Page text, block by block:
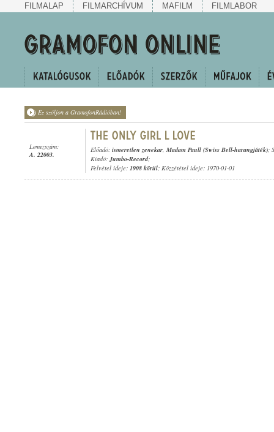
FILMALAP FILMARCHÍVUM MAFILM FILMLABOR
Ez szóljon a GramofonRádióban!
Lemezszám:
A. 22003.
Előadó: ismeretlen zenekar, Madam Paull (Swiss Bell-harangjáték);
Kiadó:Jumbo-Record;
Felvétel ideje: 1908 körül; Közzététel ideje: 1970-01-01